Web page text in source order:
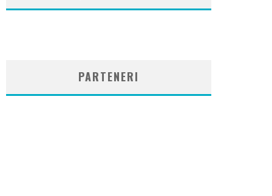
PARTENERI